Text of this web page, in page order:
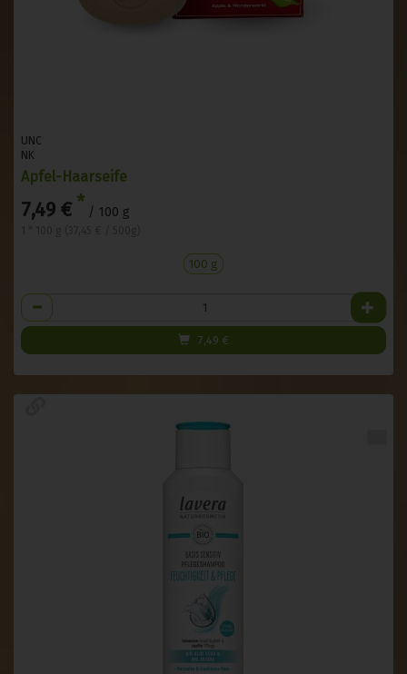
UNC
NK
Apfel-Haarseife
7,49 € * / 100 g
100 g
Anzahl
7,49 €